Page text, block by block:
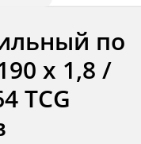
по
x 1,8 /
TCG